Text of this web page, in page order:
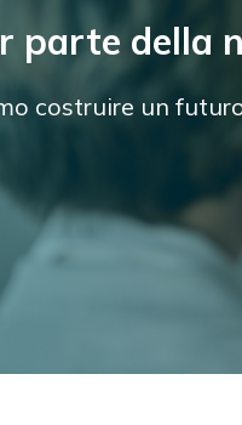
parte della
costruire un